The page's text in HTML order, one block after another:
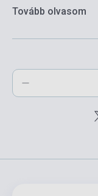
Tovább olvasom